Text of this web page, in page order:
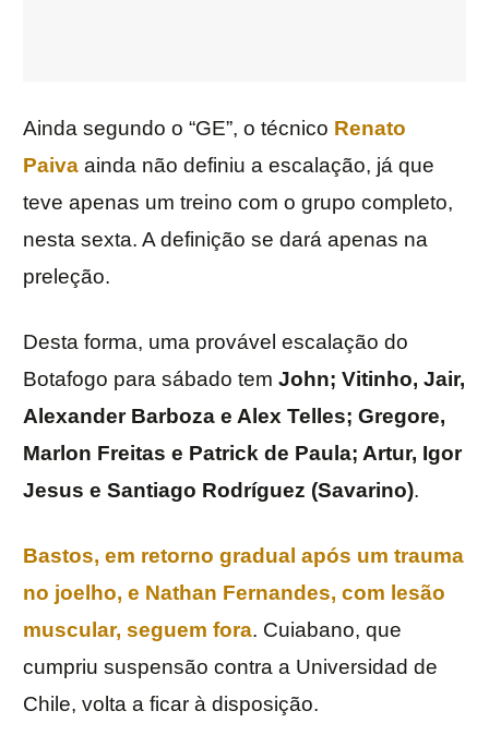
Ainda segundo o “GE”, o técnico Renato
Paiva ainda não definiu a escalação, já que
teve apenas um treino com o grupo completo,
nesta sexta. A definição se dará apenas na
preleção.
Desta forma, uma provável escalação do
Botafogo para sábado tem John; Vitinho, Jair,
Alexander Barboza e Alex Telles; Gregore,
Marlon Freitas e Patrick de Paula; Artur, Igor
Jesus e Santiago Rodríguez (Savarino).
Bastos, em retorno gradual após um trauma
no joelho, e Nathan Fernandes, com lesão
muscular, seguem fora. Cuiabano, que
cumpriu suspensão contra a Universidad de
Chile, volta a ficar à disposição.